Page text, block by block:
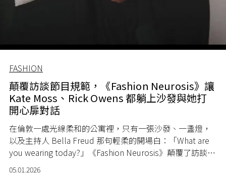
FASHION
顛覆訪談節目規範，《Fashion Neurosis》讓
Kate Moss、Rick Owens 都躺上沙發與她打
開心扉對話
在倫敦一處光線柔和的公寓裡，只有一張沙發、一盞燈，
以及主持人 Bella Freud 那句輕柔的開場白：「What are
you wearing today?」《Fashion Neurosis》顛覆了訪談節
05.01.2026